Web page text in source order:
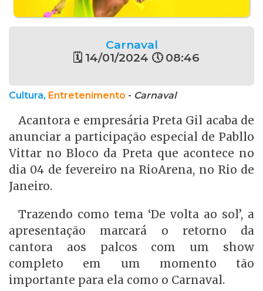
Carnaval
🗓 14/01/2024 🕔 08:46
Cultura, Entretenimento - Carnaval
Acantora e empresária Preta Gil acaba de
anunciar a participação especial de Pabllo
Vittar no Bloco da Preta que acontece no
dia 04 de fevereiro na RioArena, no Rio de
Janeiro.
Trazendo como tema ‘De volta ao sol’, a
apresentação marcará o retorno da
cantora aos palcos com um show
completo em um momento tão
importante para ela como o Carnaval.